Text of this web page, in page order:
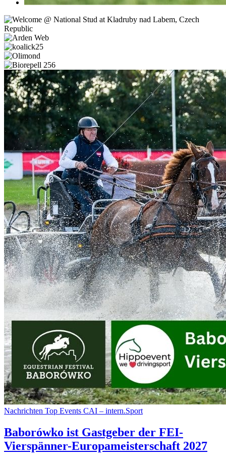
Nachrichten Top Events CAI – intern.Sport
Baborówko ist Gastgeber der FEI-
Vierspänner-Europameisterschaft 2027